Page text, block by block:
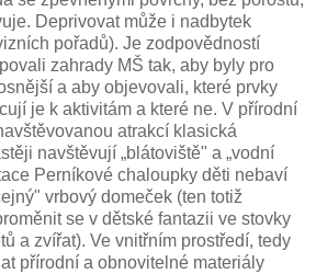
Deprivovat může i nadbytek
pořadů). Je zodpovědností
zahrady MŠ tak, aby byly pro
a aby objevovali, které prvky
je k aktivitám a které ne. V přírodní
atrakcí klasická
navštěvují „blátoviště" a „vodní
Perníkové chaloupky děti nebaví
vrbový domeček (ten totiž
se v dětské fantazii ve stovky
a zvířat). Ve vnitřním prostředí, tedy
přírodní a obnovitelné materiály